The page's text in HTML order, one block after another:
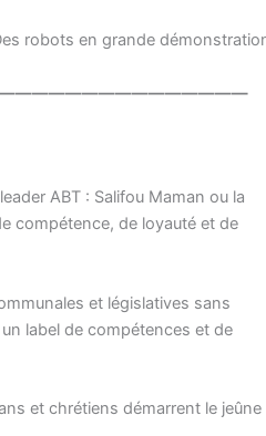
robots en grande
ABT : Salifou Maman ou la
compétence, de loyauté et de
et législatives sans
label de compétences et de
et chrétiens démarrent le jeûne